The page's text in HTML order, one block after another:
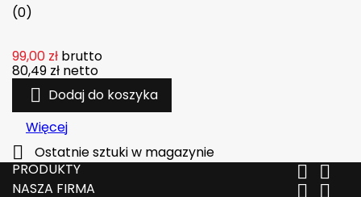
(0)
99,00 zł brutto
80,49 zł netto
 Dodaj do koszyka
Więcej

Ostatnie sztuki w magazynie
PRODUKTY
 
NASZA FIRMA  